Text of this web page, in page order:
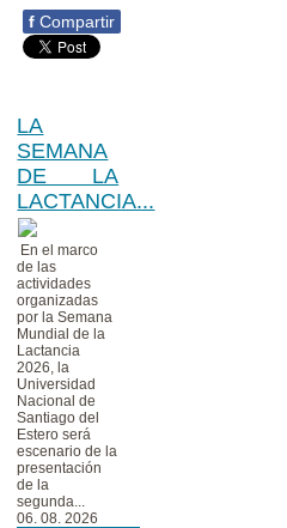
f Compartir
LA
SEMANA
DE LA
LACTANCIA...
En el marco
de las
actividades
organizadas
por la Semana
Mundial de la
Lactancia
2026, la
Universidad
Nacional de
Santiago del
Estero será
escenario de la
presentación
de la
segunda...
06. 08. 2026